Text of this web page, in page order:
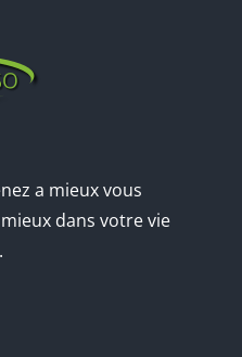
a mieux vous
dans votre vie